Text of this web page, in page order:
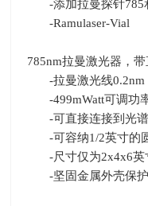
-添加拉曼探针785
-Ramulaser-Vial
785nm拉曼激光器，
-拉曼激光线
-499mWatt可调功
-可直接连接到光
-可容纳1/2英寸的
-尺寸仅为2x4x6英
-坚固金属外壳保